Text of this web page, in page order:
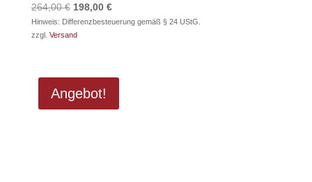
264,00€ Ursprünglicher
Preis
war:
198,00 €Aktueller
Preis
Hinweis: Differenzbesteuerung gemäß § 24 UStG.
zzgl. Versand
Angebot!